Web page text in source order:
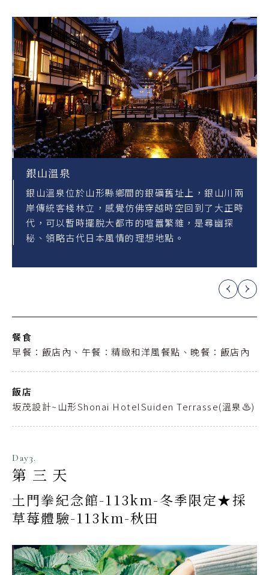
銀山溫泉
銀山溫泉位於山形縣鄉間的銀礦舊址上，銀山川兩
岸傳統客棧林立，感覺仿佛穿越時空回到了大正時
代，可以暫時擺脫大都市的喧囂繁雜，是尋幽探
秘、領略古代日本風情的理想地點。
餐食
早餐：飯店內、午餐：精緻和洋風餐點、晚餐：飯店內
飯店
坂茂設計~山形Shonai HotelSuiden Terrasse(溫泉♨️)
Day3.
第三天
土門拳紀念館-113km-冬季限定★採
草莓體驗-113km-秋田